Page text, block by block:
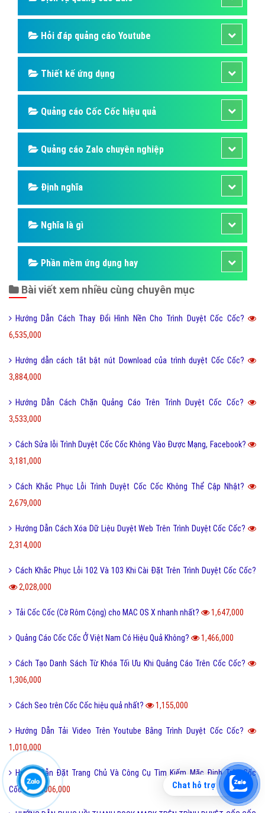
Hỏi đáp quảng cáo Youtube
Thiết kế ứng dụng
Quảng cáo Cốc Cốc hiệu quả
Quảng cáo Zalo chuyên nghiệp
Định nghĩa
Nghĩa là gì
Phần mềm ứng dụng hay
Bài viết xem nhiều cùng chuyên mục
Hướng Dẫn Cách Thay Đổi Hình Nền Cho Trình Duyệt Cốc Cốc?
6,535,000
Hướng dẫn cách tắt bật nút Download của trình duyệt Cốc Cốc?
3,884,000
Hướng Dẫn Cách Chặn Quảng Cáo Trên Trình Duyệt Cốc Cốc?
3,533,000
Cách Sửa lỗi Trình Duyệt Cốc Cốc Không Vào Được Mạng, Facebook?
3,181,000
Cách Khắc Phục Lỗi Trình Duyệt Cốc Cốc Không Thể Cập Nhật?
2,679,000
Hướng Dẫn Cách Xóa Dữ Liệu Duyệt Web Trên Trình Duyệt Cốc Cốc?
2,314,000
Cách Khắc Phục Lỗi 102 Và 103 Khi Cài Đặt Trên Trình Duyệt Cốc Cốc?
2,028,000
Tải Cốc Cốc (Cờ Rôm Cộng) cho MAC OS X nhanh nhất? 1,647,000
Quảng Cáo Cốc Cốc Ở Việt Nam Có Hiệu Quả Không? 1,466,000
Cách Tạo Danh Sách Từ Khóa Tối Ưu Khi Quảng Cáo Trên Cốc Cốc?
1,306,000
Cách Seo trên Cốc Cốc hiệu quả nhất? 1,155,000
Hướng Dẫn Tải Video Trên Youtube Bằng Trình Duyệt Cốc Cốc?
1,010,000
Hướng Dẫn Đặt Trang Chủ Và Công Cụ Tìm Kiếm Mặc Định Trên Cốc
Cốc?
1,006,000 Chat hỗ trợ